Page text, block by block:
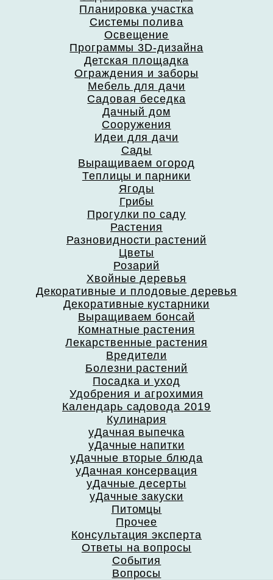
Планировка участка
Системы полива
Освещение
Программы 3D-дизайна
Детская площадка
Ограждения и заборы
Мебель для дачи
Садовая беседка
Дачный дом
Сооружения
Идеи для дачи
Сады
Выращиваем огород
Теплицы и парники
Ягоды
Грибы
Прогулки по саду
Растения
Разновидности растений
Цветы
Розарий
Хвойные деревья
Декоративные и плодовые деревья
Декоративные кустарники
Выращиваем бонсай
Комнатные растения
Лекарственные растения
Вредители
Болезни растений
Посадка и уход
Удобрения и агрохимия
Календарь садовода 2019
Кулинария
уДачная выпечка
уДачные напитки
уДачные вторые блюда
уДачная консервация
уДачные десерты
уДачные закуски
Питомцы
Прочее
Консультация эксперта
Ответы на вопросы
События
Вопросы